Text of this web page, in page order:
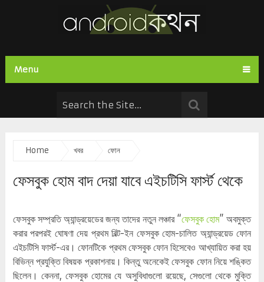
Menu
Home খবর ফোন
ফেসবুক হোম বাদ দেয়া যাবে এইচটিসি ফার্স্ট থেকে
ফেসবুক সম্প্রতি অ্যান্ড্রয়েডের জন্য তাদের নতুন লঞ্চার “ফেসবুক হোম” অবমুক্ত
করার পরপরই ঘোষণা দেয় প্রথম বিল্ট-ইন ফেসবুক হোম-চালিত অ্যান্ড্রয়েড ফোন
এইচটিসি ফার্স্ট-এর। ফোনটিকে প্রথম ফেসবুক ফোন হিসেবেও আখ্যায়িত করা হয়
বিভিন্ন প্রযুক্তি বিষয়ক প্রকাশনায়। কিন্তু অনেকেই ফেসবুক ফোন নিয়ে শঙ্কিত
ছিলেন। কেননা, ফেসবুক হোমের যে অসুবিধাগুলো রয়েছে, সেগুলো থেকে মুক্তি